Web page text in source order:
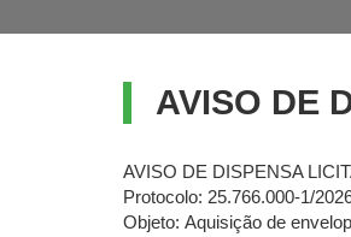
AVISO DE
AVISO DE DISPENSA
Protocolo: 25.766.000-1/
Objeto: Aquisição de